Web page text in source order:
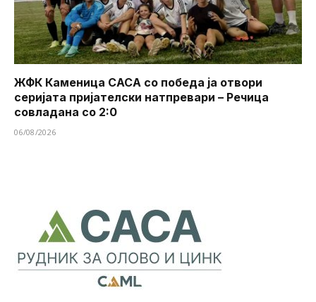
ЖФК Каменица САСА со победа ја отвори
серијата пријателски натпревари – Речица
совладана со 2:0
06/08/2026